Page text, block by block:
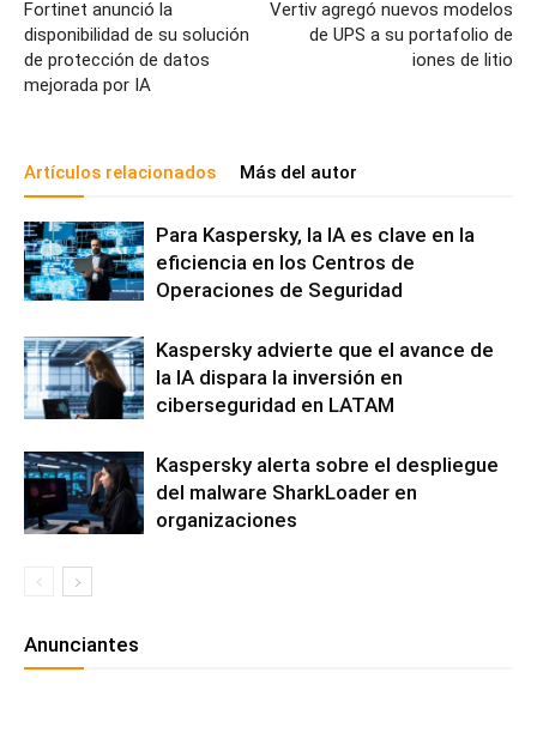
Fortinet anunció la
disponibilidad de su solución
de protección de datos
mejorada por IA
Vertiv agregó nuevos modelos
de UPS a su portafolio de
iones de litio
Artículos relacionados Más del autor
Para Kaspersky, la IA es clave en la
eficiencia en los Centros de
Operaciones de Seguridad
Kaspersky advierte que el avance de
la IA dispara la inversión en
ciberseguridad en LATAM
Kaspersky alerta sobre el despliegue
del malware SharkLoader en
organizaciones
Anunciantes